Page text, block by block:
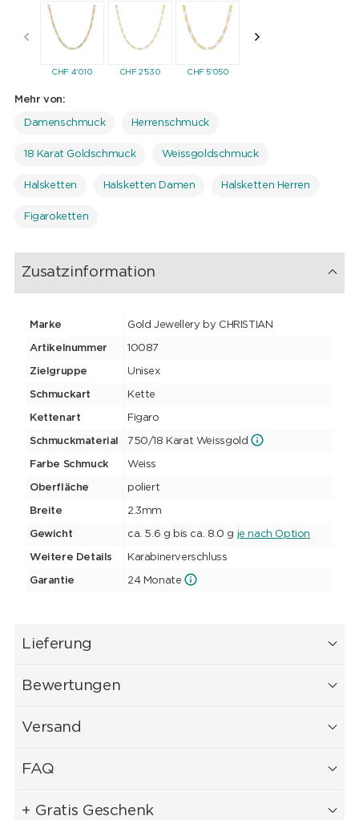
CHF 4'010 CHF2'530 CHF5'050
Mehr von:
Damenschmuck Herrenschmuck
18 Karat Goldschmuck Weissgoldschmuck
Halsketten Halsketten Damen Halsketten Herren
Figaroketten
Zusatzinformation
Marke Gold Jewellery by CHRISTIAN
Artikelnummer 10087
Zielgruppe Unisex
Schmuckart Kette
Kettenart Figaro
Schmuckmaterial 750/18 Karat Weissgold
Farbe Schmuck Weiss
Oberfläche poliert
Breite 2.3mm
Gewicht ca. 5.6 g bis ca. 8.0 g je nach Option
Weitere Details Karabinerverschluss
Garantie 24 Monate
Lieferung
Bewertungen
Versand
FAQ
+ Gratis Geschenk